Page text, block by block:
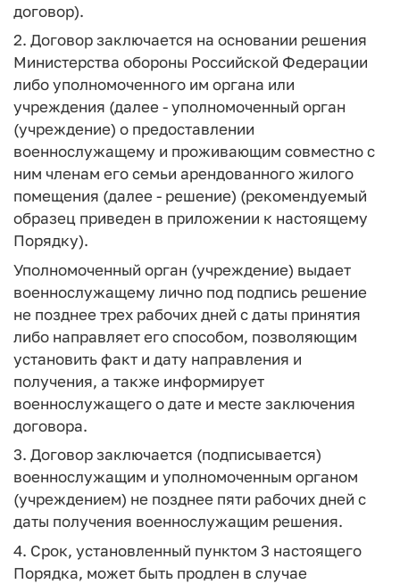
договор).
2. Договор заключается на основании решения
Министерства обороны Российской Федерации
либо уполномоченного им органа или
учреждения (далее - уполномоченный орган
(учреждение) о предоставлении
военнослужащему и проживающим совместно с
ним членам его семьи арендованного жилого
помещения (далее - решение) (рекомендуемый
образец приведен в приложении к настоящему
Порядку).
Уполномоченный орган (учреждение) выдает
военнослужащему лично под подпись решение
не позднее трех рабочих дней с даты принятия
либо направляет его способом, позволяющим
установить факт и дату направления и
получения, а также информирует
военнослужащего о дате и месте заключения
договора.
3. Договор заключается (подписывается)
военнослужащим и уполномоченным органом
(учреждением) не позднее пяти рабочих дней с
даты получения военнослужащим решения.
4. Срок, установленный пунктом 3 настоящего
Порядка, может быть продлен в случае